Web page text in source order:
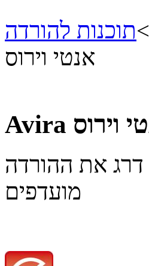
>תוכנות להורדה
אנטי וירוס
דרג את ההורדה
מועדפים